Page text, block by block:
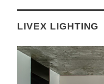
LIVEX LIGHTING